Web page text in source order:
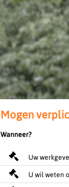
Mogen
Wanneer?
Uw
U wil weten